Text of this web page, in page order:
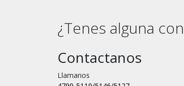
¿Tenes alguna
Contactanos
Llamanos